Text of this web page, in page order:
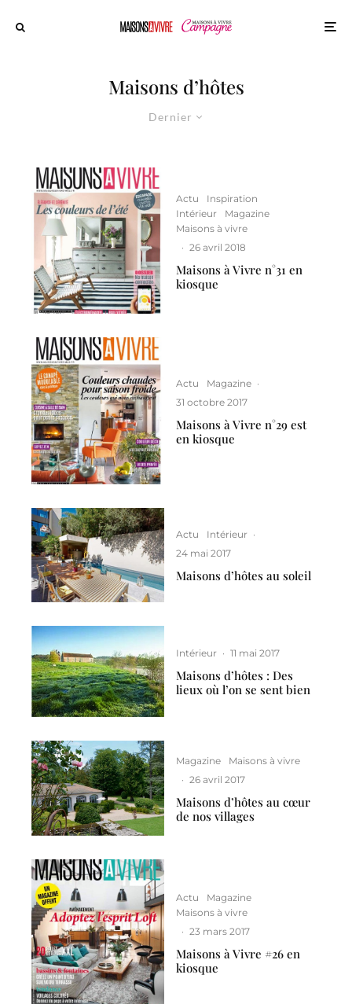
Maisons d’hôtes
Dernier
Actu
Inspiration
Intérieur
Magazine
Maisons à vivre
· 26 avril 2018
Maisons à Vivre n°31 en
kiosque
Actu Magazine ·
31 octobre 2017
Maisons à Vivre n°29 est
en kiosque
Actu Intérieur ·
24 mai 2017
Maisons d’hôtes au soleil
Intérieur · 11 mai 2017
Maisons d’hôtes : Des
lieux où l’on se sent bien
Magazine
Maisons à vivre
· 26 avril 2017
Maisons d’hôtes au cœur
de nos villages
Actu
Magazine
Maisons à vivre
· 23 mars 2017
Maisons à Vivre #26 en
kiosque